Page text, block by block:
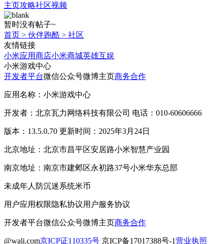
主页攻略社区视频
暂时没有帖子~
首页 > 伙伴跑酷 > 社区
友情链接
小米应用商店小米商城英雄互娱
小米游戏中心
开发者平台微信公众号微博主页商务合作
应用名称：小米游戏中心
开发者：北京瓦力网络科技有限公司 电话：010-60606666
版本：13.5.0.70 更新时间：2025年3月24日
北京地址：北京市昌平区安居路小米智慧产业园
南京地址：南京市建邺区永初路37号小米华东总部
未成年人防沉迷系统米币
用户应用权限隐私协议用户服务协议
开发者平台微信公众号微博主页商务合作
@wali.com京ICP证110335号 京ICP备17017388号-1营业执照